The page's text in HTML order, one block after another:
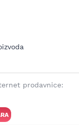
prodavnice: